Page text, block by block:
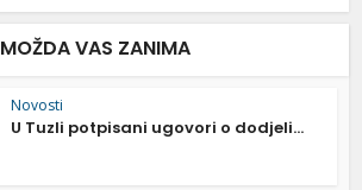
MOŽDA VAS ZANIMA
Novosti
U Tuzli potpisani ugovori o dodjeli...